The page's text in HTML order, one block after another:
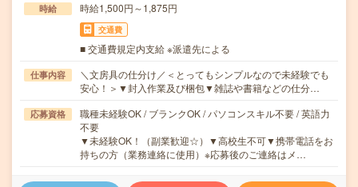
時給 時給1,500円～1,875円
交通費
■ 交通費規定内支給 ※派遣先による
仕事内容
＼文房具の仕分け／＜とってもシンプルなので未経験でも
安心！＞▼封入作業及び梱包▼雑誌や書籍などの仕分…
応募資格
職種未経験OK / ブランクOK / パソコンスキル不要 / 英語力
不要
▼未経験OK！（副業歓迎☆）▼高校生不可▼携帯電話をお
持ちの方（業務連絡に使用）※応募後のご連絡はメ…